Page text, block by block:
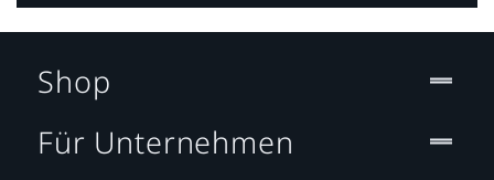
Shop
Für Unternehmen